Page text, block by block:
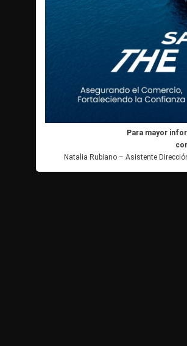
Para mayor
Natalia Rubiano – Asistente